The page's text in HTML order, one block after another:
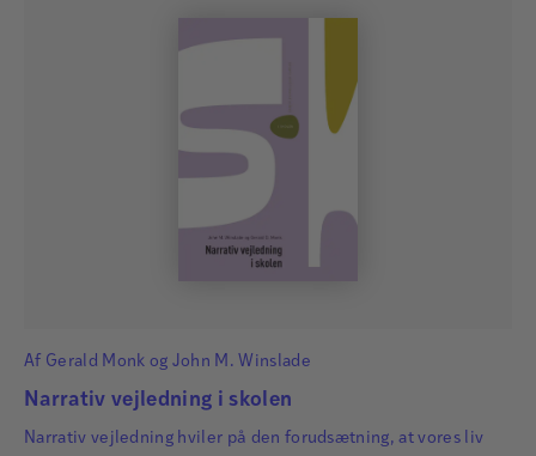
Af Gerald Monk og John M. Winslade
Narrativ vejledning i skolen
Narrativ vejledning hviler på den forudsætning, at vores liv